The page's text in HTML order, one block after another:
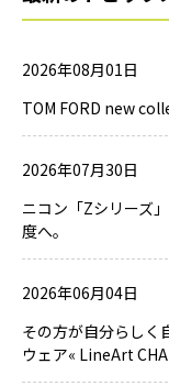
2026年08月01日
TOM FORD new
2026年07月30日
ニコン「Zシリーズ
度へ。
2026年06月04日
その方が自分らしく
ウェア« LineArt